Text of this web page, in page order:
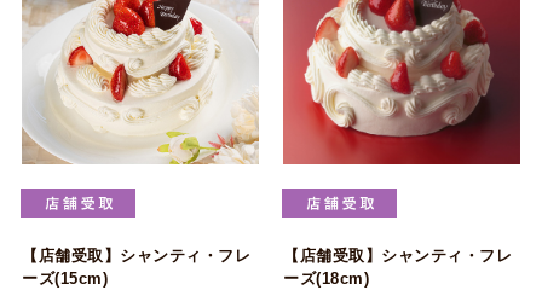
【店舗受取】シャンティ・フレ
ーズ(15cm)
【店舗受取】シャンティ・フレ
ーズ(18cm)